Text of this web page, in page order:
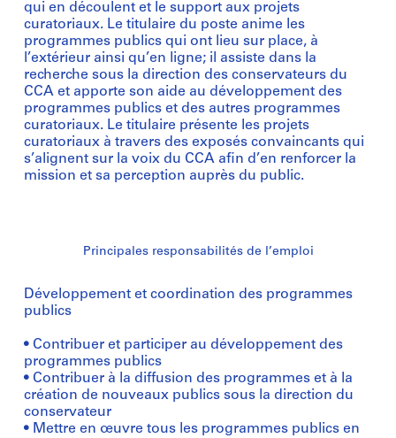
qui en découlent et le support aux projets
curatoriaux. Le titulaire du poste anime les
programmes publics qui ont lieu sur place, à
l’extérieur ainsi qu’en ligne; il assiste dans la
recherche sous la direction des conservateurs du
CCA et apporte son aide au développement des
programmes publics et des autres programmes
curatoriaux. Le titulaire présente les projets
curatoriaux à travers des exposés convaincants qui
s’alignent sur la voix du CCA afin d’en renforcer la
mission et sa perception auprès du public.
Principales responsabilités de l’emploi
Développement et coordination des programmes
publics
• Contribuer et participer au développement des
programmes publics
• Contribuer à la diffusion des programmes et à la
création de nouveaux publics sous la direction du
conservateur
• Mettre en œuvre tous les programmes publics en